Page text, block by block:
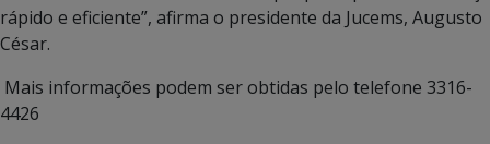
rápido e eficiente”, afirma o presidente da Jucems, Augusto
César.
Mais informações podem ser obtidas pelo telefone 3316-
4426